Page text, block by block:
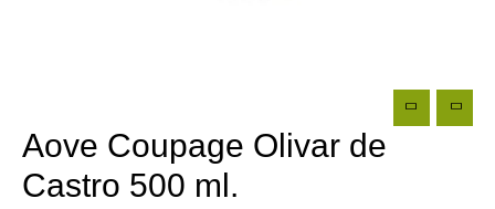
Aove Coupage Olivar de
Castro 500 ml.